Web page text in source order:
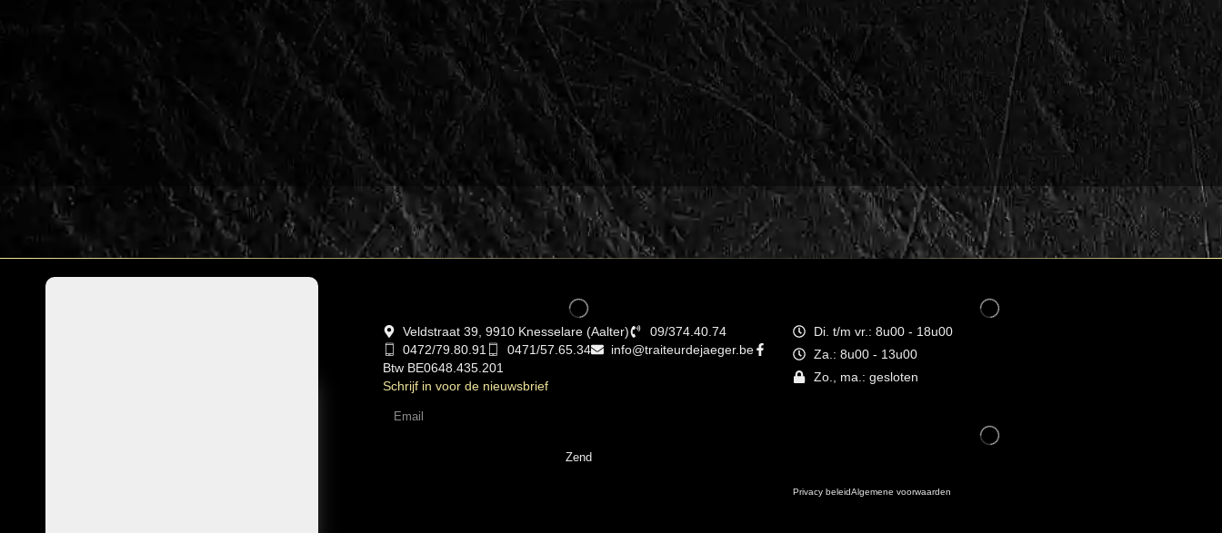
Veldstraat 39, 9910 Knesselare (Aalter)
09/374.40.74
0472/79.80.91
0471/57.65.34
info@traiteurdejaeger.be
Btw BE0648.435.201
Schrijf in voor de nieuwsbrief
Zend
Di. t/m vr.: 8u00 - 18u00
Za.: 8u00 - 13u00
Zo., ma.: gesloten
Privacy beleidAlgemene voorwaarden